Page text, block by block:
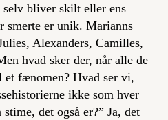
selv bliver skilt eller ens
er unik. Marianns
Alexanders, Camilles,
hvad sker der, når alle de
fænomen? Hvad ser vi,
ikke som hver
det også er?” Ja, det